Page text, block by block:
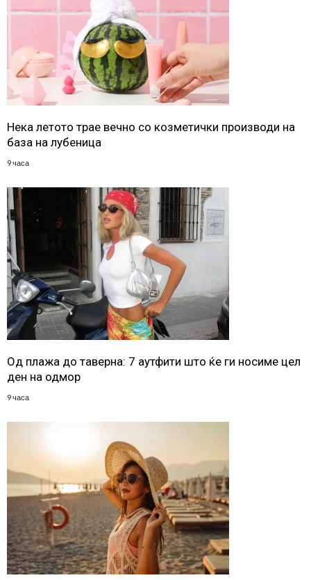
Нека летото трае вечно со козметички производи на
база на лубеница
9 часа
Од плажа до таверна: 7 аутфити што ќе ги носиме цел
ден на одмор
9 часа